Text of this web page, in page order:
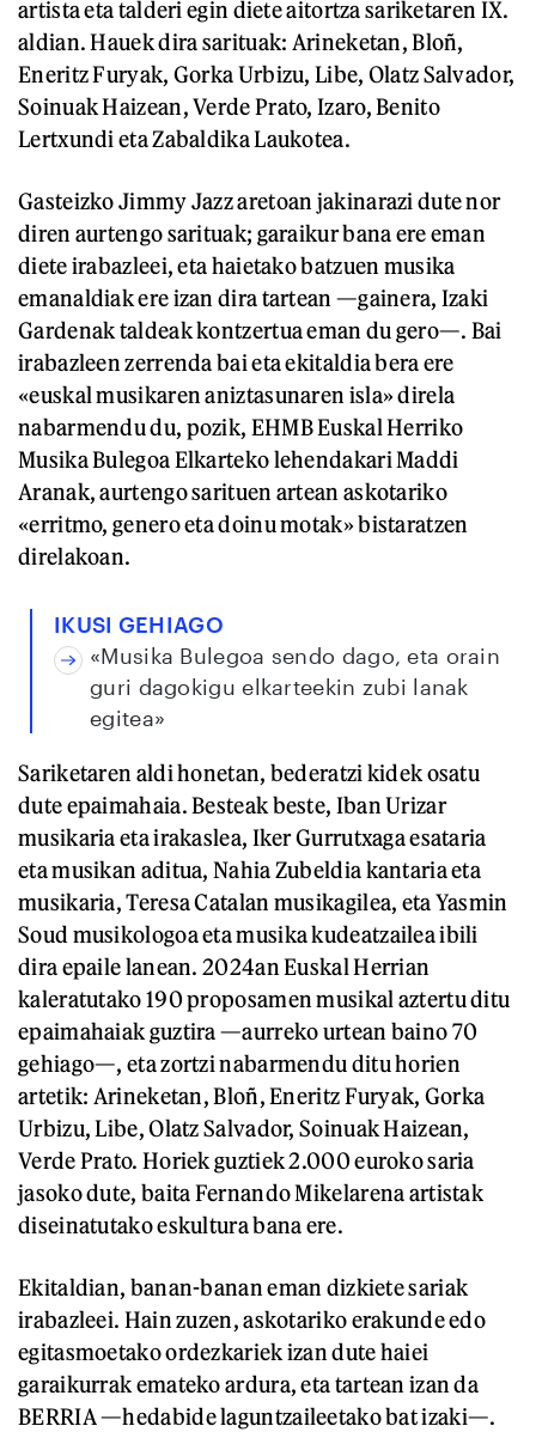
artista eta talderi egin diete aitortza sariketaren IX.
aldian. Hauek dira sarituak: Arineketan, Bloñ,
Eneritz Furyak, Gorka Urbizu, Libe, Olatz Salvador,
Soinuak Haizean, Verde Prato, Izaro, Benito
Lertxundi eta Zabaldika Laukotea.
Gasteizko Jimmy Jazz aretoan jakinarazi dute nor
diren aurtengo sarituak; garaikur bana ere eman
diete irabazleei, eta haietako batzuen musika
emanaldiak ere izan dira tartean —gainera, Izaki
Gardenak taldeak kontzertua eman du gero—. Bai
irabazleen zerrenda bai eta ekitaldia bera ere
«euskal musikaren aniztasunaren isla» direla
nabarmendu du, pozik, EHMB Euskal Herriko
Musika Bulegoa Elkarteko lehendakari Maddi
Aranak, aurtengo sarituen artean askotariko
«erritmo, genero eta doinu motak» bistaratzen
direlakoan.
IKUSI GEHIAGO
«Musika Bulegoa sendo dago, eta orain
guri dagokigu elkarteekin zubi lanak
egitea»
Sariketaren aldi honetan, bederatzi kidek osatu
dute epaimahaia. Besteak beste, Iban Urizar
musikaria eta irakaslea, Iker Gurrutxaga esataria
eta musikan aditua, Nahia Zubeldia kantaria eta
musikaria, Teresa Catalan musikagilea, eta Yasmin
Soud musikologoa eta musika kudeatzailea ibili
dira epaile lanean. 2024an Euskal Herrian
kaleratutako 190 proposamen musikal aztertu ditu
epaimahaiak guztira —aurreko urtean baino 70
gehiago—, eta zortzi nabarmendu ditu horien
artetik: Arineketan, Bloñ, Eneritz Furyak, Gorka
Urbizu, Libe, Olatz Salvador, Soinuak Haizean,
Verde Prato. Horiek guztiek 2.000 euroko saria
jasoko dute, baita Fernando Mikelarena artistak
diseinatutako eskultura bana ere.
Ekitaldian, banan-banan eman dizkiete sariak
irabazleei. Hain zuzen, askotariko erakunde edo
egitasmoetako ordezkariek izan dute haiei
garaikurrak emateko ardura, eta tartean izan da
BERRIA —hedabide laguntzaileetako bat izaki—.